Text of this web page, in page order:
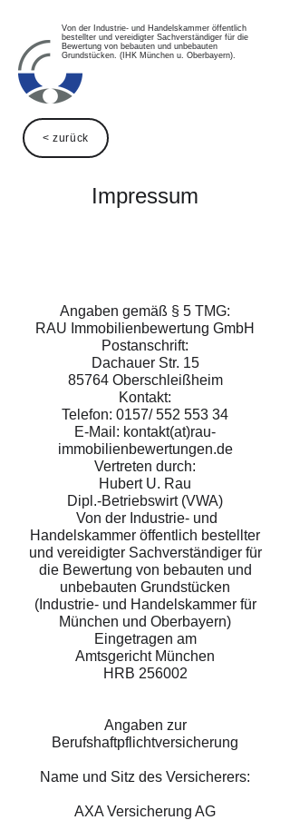
Von der Industrie- und Handelskammer öffentlich
bestellter und vereidigter Sachverständiger für die
Bewertung von bebauten und unbebauten
Grundstücken. (IHK München u. Oberbayern).
< zurück
Impressum
Angaben gemäß § 5 TMG:
RAU Immobilienbewertung GmbH
Postanschrift:
Dachauer Str. 15
85764 Oberschleißheim
Kontakt:
Telefon: 0157/552 553 34
E-Mail: kontakt(at)rau-
immobilienbewertungen.de
Vertreten durch:
Hubert U. Rau
Dipl.-Betriebswirt (VWA)
Von der Industrie- und
Handelskammer öffentlich bestellter
und vereidigter Sachverständiger für
die Bewertung von bebauten und
unbebauten Grundstücken
(Industrie- und Handelskammer für
München und Oberbayern)
Eingetragen am
Amtsgericht München
HRB 256002
Angaben zur
Berufshaftpflichtversicherung
Name und Sitz des Versicherers:
AXA Versicherung AG